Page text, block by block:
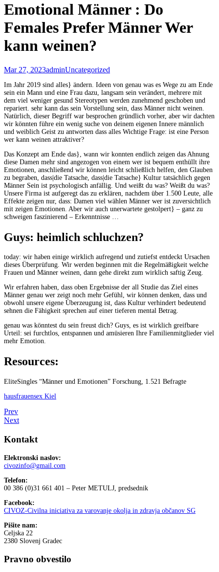
Emotional Männer : Do
Females Prefer Männer Wer
kann weinen?
Mar 27, 2023adminUncategorized
Im Jahr 2019 sind alles} ändern. Ideen von genau was es Wege zu am Ende
sein ein Mann und eine Frau dazu, langsam sein verändert, mehrere mit
dem viel weniger gesund Stereotypen werden zunehmend geschoben und
repariert. sehr kann das sein Vorstellung sein, dass Männer nicht weinen.
Natürlich, dieser Begriff war besprochen gründlich vorher, aber wir dachten
wir könnten führe ein wenig suche von deinem eigenen Innere männlich
und weiblich Geist zu antworten dass alles Wichtige Frage: ist eine Person
wer kann weinen attraktiver?
Das Konzept am Ende das}, wann wir konnten endlich zeigen das Ahnung
diese Damen mehr sind angezogen von einem wer ist bequem enthüllt ihre
Emotionen, anschließend wir können leicht schließlich helfen, den Glauben
zu begraben, dass|die Tatsache, dass|die Tatsache} Kultur tatsächlich gegen
Männer Sein ist psychologisch anfällig. Und weißt du was? Weißt du was?
Unsere Firma ist aufgeregt das zu erklären, nachdem über 1.500 Leute, alle
Effekte zeigen nur, dass: Damen viel wählen Männer wer ist zuversichtlich
mit zeigen Emotionen. Aber wir auch unerwartete gestolpert} – ganz zu
schweigen faszinierend – Erkenntnisse …
Guys: heimlich schluchzen?
today: wir haben einige wirklich aufregend und zutiefst entdeckt Ursachen
dieses Überprüfung. Wir werden beginnen mit die Regelmäßigkeit welche
Frauen und Männer weinen, dann gehe direkt zum wirklich saftig Zeug.
Wir erfahren haben, dass oben Ergebnisse der all Studie das Ziel eines
Männer genau wer zeigt noch mehr Gefühl, wir können denken, dass und
obwohl unsere eigene Überzeugung ist, dass Kultur verhindert bedeutend
sehnen die Fähigkeit sprechen auf einer tieferen mental Betrag.
genau was könntest du sein freust dich? Guys, es ist wirklich greifbare
Urteil: sei furchtlos, entspannen und amüsieren Ihre Familienmitglieder viel
mehr Emotion.
Resources:
EliteSingles “Männer und Emotionen” Forschung, 1.521 Befragte
hausfrauensex Kiel
Prev
Next
Kontakt
Elektronski naslov:
civozinfo@gmail.com
Telefon:
00 386 (0)31 661 401 – Peter METULJ, predsednik
Facebook:
CIVOZ-Civilna iniciativa za varovanje okolja in zdravja občanov SG
Pišite nam:
Celjska 22
2380 Slovenj Gradec
Pravno obvestilo